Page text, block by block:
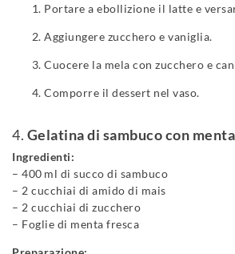
Portare a ebollizione il latte e
Aggiungere zucchero e vaniglia.
Cuocere la mela con zucchero e
Comporre il dessert nel vaso.
4. Gelatina di sambuco con menta
Ingredienti:
– 400 ml di succo di sambuco
– 2 cucchiai di amido di mais
– 2 cucchiai di zucchero
– Foglie di menta fresca